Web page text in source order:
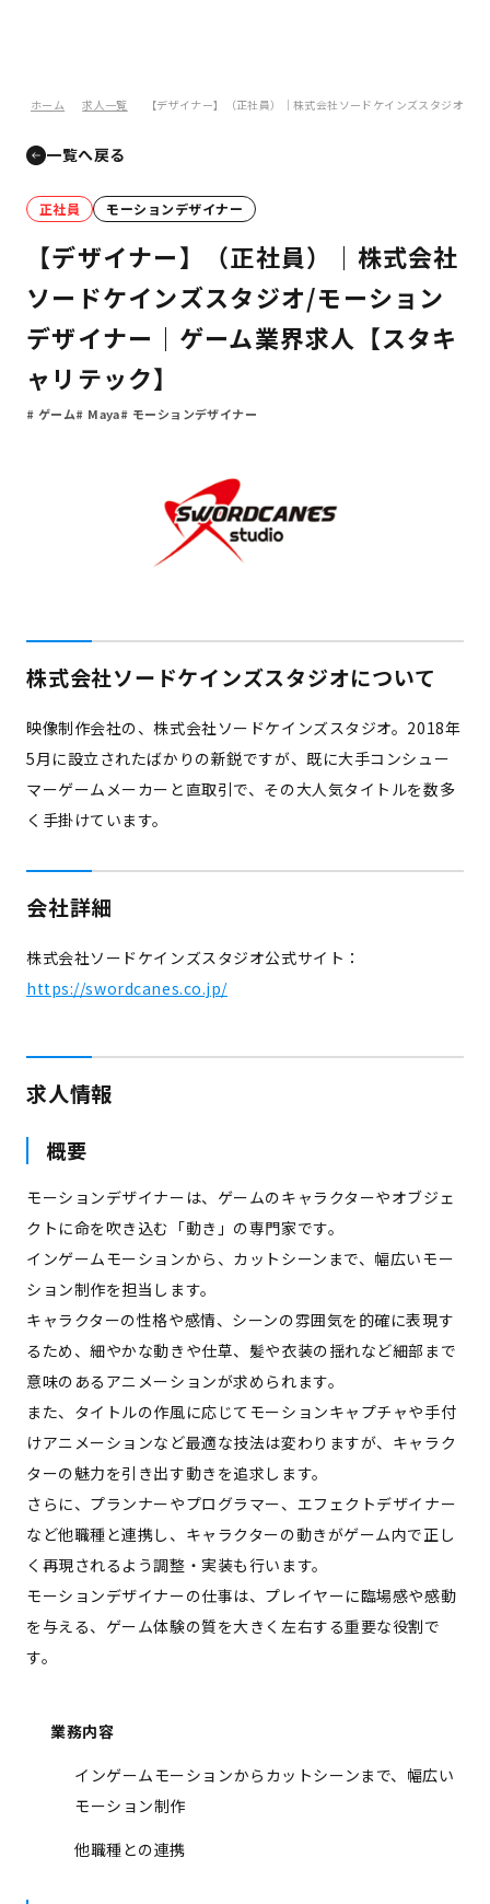
ホーム 求人一覧 【デザイナー】（正社員）｜株式会社ソードケインズスタジオ/
一覧へ戻る
正社員 モーションデザイナー
【デザイナー】（正社員）｜株式会社
ソードケインズスタジオ/モーション
デザイナー｜ゲーム業界求人【スタキ
ャリテック】
ゲーム Maya モーションデザイナー
株式会社ソードケインズスタジオについて
映像制作会社の、株式会社ソードケインズスタジオ。2018年
5月に設立されたばかりの新鋭ですが、既に大手コンシュー
マーゲームメーカーと直取引で、その大人気タイトルを数多
く手掛けています。
会社詳細
株式会社ソードケインズスタジオ公式サイト：
https://swordcanes.co.jp/
求人情報
概要
モーションデザイナーは、ゲームのキャラクターやオブジェ
クトに命を吹き込む「動き」の専門家です。
インゲームモーションから、カットシーンまで、幅広いモー
ション制作を担当します。
キャラクターの性格や感情、シーンの雰囲気を的確に表現す
るため、細やかな動きや仕草、髪や衣装の揺れなど細部まで
意味のあるアニメーションが求められます。
また、タイトルの作風に応じてモーションキャプチャや手付
けアニメーションなど最適な技法は変わりますが、キャラク
ターの魅力を引き出す動きを追求します。
さらに、プランナーやプログラマー、エフェクトデザイナー
など他職種と連携し、キャラクターの動きがゲーム内で正し
く再現されるよう調整・実装も行います。
モーションデザイナーの仕事は、プレイヤーに臨場感や感動
を与える、ゲーム体験の質を大きく左右する重要な役割で
す。
業務内容
インゲームモーションからカットシーンまで、幅広い
モーション制作
他職種との連携